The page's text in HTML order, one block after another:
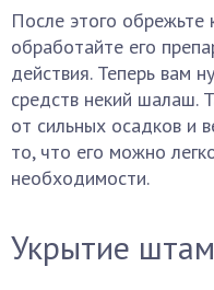
После этого обрежьте
обработайте его
действия. Теперь вам
средств некий шалаш.
от сильных осадков и
то, что его можно
необходимости.
Укрытие